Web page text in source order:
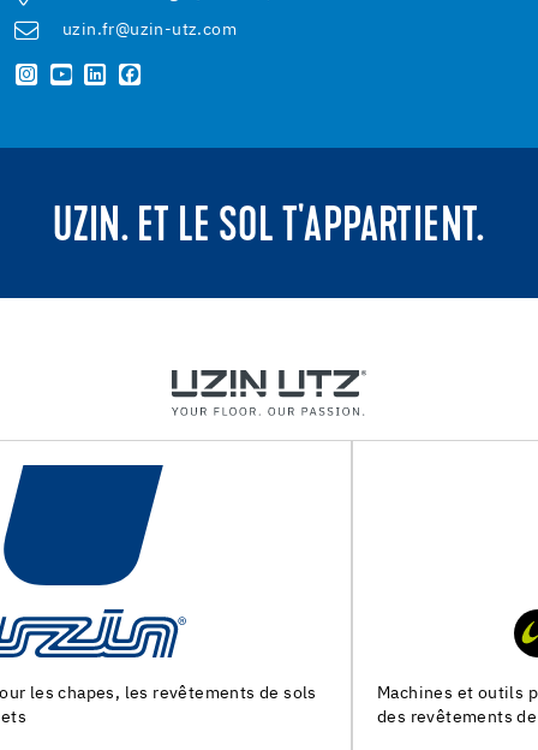
uzin.fr@uzin-utz.com
UZIN. ET LE SOL T'APPARTIENT.
Machines et outils pour la preparation du support et la pose